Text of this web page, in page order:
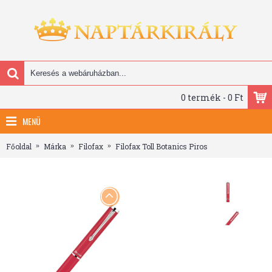
0 termék - 0 Ft
MENÜ
Főoldal Márka Filofax Filofax Toll Botanics Piros